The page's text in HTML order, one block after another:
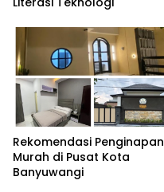
Rekomendasi Penginapan
Murah di Pusat Kota
Banyuwangi